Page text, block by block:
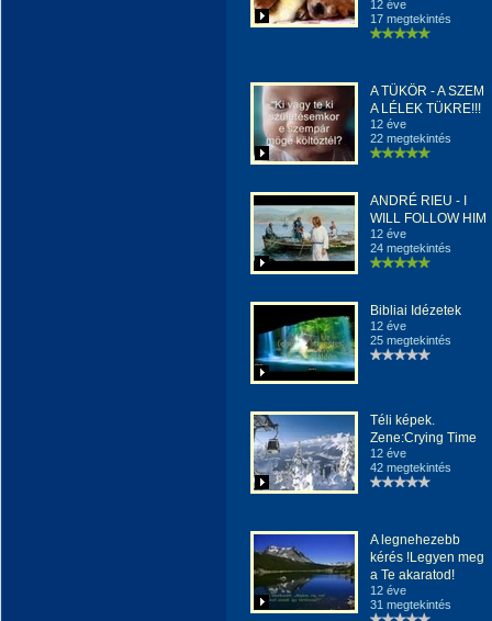
12 éve
17 megtekintés
A TÜKÖR - A SZEM
A LÉLEK TÜKRE!!!
12 éve
22 megtekintés
ANDRÉ RIEU - I
WILL FOLLOW HIM
12 éve
24 megtekintés
Bibliai Idézetek
12 éve
25 megtekintés
Téli képek.
Zene:Crying Time
12 éve
42 megtekintés
A legnehezebb
kérés !Legyen meg
a Te akaratod!
12 éve
31 megtekintés